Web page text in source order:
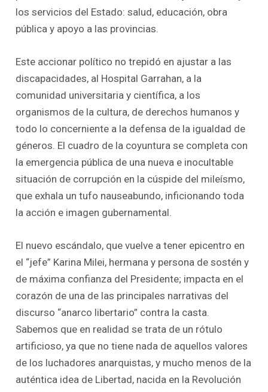
los servicios del Estado: salud, educación, obra
pública y apoyo a las provincias.
Este accionar político no trepidó en ajustar a las
discapacidades, al Hospital Garrahan, a la
comunidad universitaria y científica, a los
organismos de la cultura, de derechos humanos y
todo lo concerniente a la defensa de la igualdad de
géneros. El cuadro de la coyuntura se completa con
la emergencia pública de una nueva e inocultable
situación de corrupción en la cúspide del mileísmo,
que exhala un tufo nauseabundo, inficionando toda
la acción e imagen gubernamental.
El nuevo escándalo, que vuelve a tener epicentro en
el “jefe” Karina Milei, hermana y persona de sostén y
de máxima confianza del Presidente; impacta en el
corazón de una de las principales narrativas del
discurso “anarco libertario” contra la casta.
Sabemos que en realidad se trata de un rótulo
artificioso, ya que no tiene nada de aquellos valores
de los luchadores anarquistas, y mucho menos de la
auténtica idea de Libertad, nacida en la Revolución